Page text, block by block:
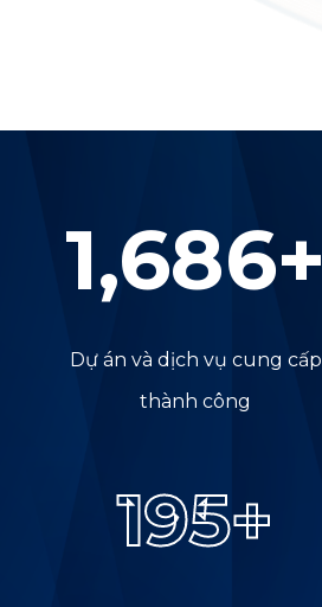
2,000+
Dự án và dịch vụ cung cấp
thành công
200+